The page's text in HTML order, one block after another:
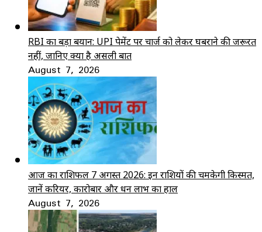
RBI का बड़ा बयान: UPI पेमेंट पर चार्ज को लेकर घबराने की जरूरत
नहीं, जानिए क्या है असली बात
August 7, 2026
आज का राशिफल 7 अगस्त 2026: इन राशियों की चमकेगी किस्मत,
जानें करियर, कारोबार और धन लाभ का हाल
August 7, 2026